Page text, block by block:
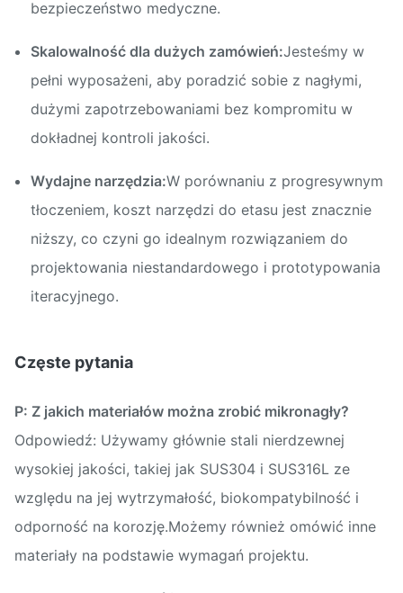
bezpieczeństwo medyczne.
Skalowalność dla dużych zamówień:Jesteśmy w
pełni wyposażeni, aby poradzić sobie z nagłymi,
dużymi zapotrzebowaniami bez kompromitu w
dokładnej kontroli jakości.
Wydajne narzędzia:W porównaniu z progresywnym
tłoczeniem, koszt narzędzi do etasu jest znacznie
niższy, co czyni go idealnym rozwiązaniem do
projektowania niestandardowego i prototypowania
iteracyjnego.
Częste pytania
P: Z jakich materiałów można zrobić mikronagły?
Odpowiedź: Używamy głównie stali nierdzewnej
wysokiej jakości, takiej jak SUS304 i SUS316L ze
względu na jej wytrzymałość, biokompatybilność i
odporność na korozję.Możemy również omówić inne
materiały na podstawie wymagań projektu.